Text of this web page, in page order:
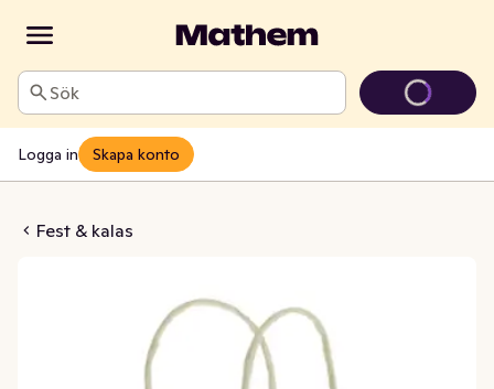
Sök
Logga in Skapa konto
Fest & kalas
Flaska Tulpaner